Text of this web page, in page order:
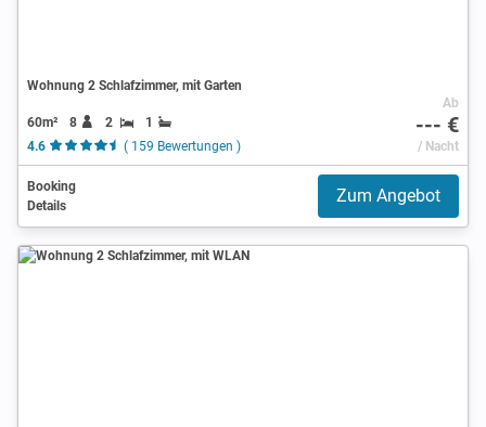
Wohnung 2 Schlafzimmer, mit Garten
60m² 8 2
1
4.6
( 159 Bewertungen )
Ab
--- €
/ Nacht
Booking
Details
Zum Angebot